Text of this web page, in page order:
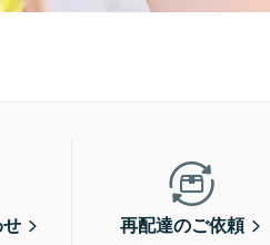
再配達のご依頼